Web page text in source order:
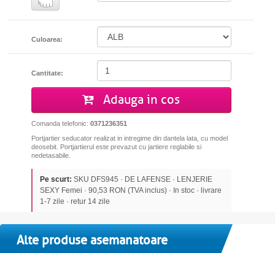
Culoarea:
Cantitate:
Adauga in cos
Comanda telefonic: 0371236351
Portjartier seducator realizat in intregime din dantela lata, cu model
deosebit. Portjartierul este prevazut cu jartiere reglabile si
nedetasabile.
Pe scurt: SKU DFS945 · DE LAFENSE · LENJERIE
SEXY Femei · 90,53 RON (TVA inclus) · In stoc · livrare
1-7 zile · retur 14 zile
Alte produse asemanatoare